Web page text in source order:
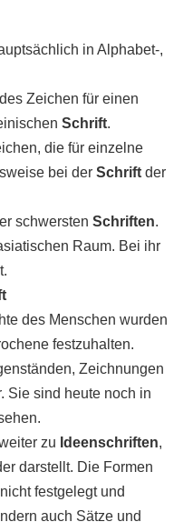
in Alphabet-,
Zeichen für einen
Schrift.
die für einzelne
bei der Schrift der
schwersten Schriften.
Raum. Bei ihr
des Menschen wurden
festzuhalten.
Zeichnungen
Sie sind heute noch in
zu Ideenschriften,
darstellt. Die Formen
festgelegt und
auch Sätze und